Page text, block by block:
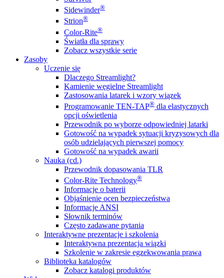
Sidewinder®
Strion®
Color-Rite®
Światła dla sprawy
Zobacz wszystkie serie
Zasoby
Uczenie się
Dlaczego Streamlight?
Kamienie węgielne Streamlight
Zastosowania latarek i wzory wiązek
Programowanie TEN-TAP® dla elastycznych
opcji oświetlenia
Przewodnik po wyborze odpowiedniej latarki
Gotowość na wypadek sytuacji kryzysowych dla
osób udzielających pierwszej pomocy
Gotowość na wypadek awarii
Nauka (cd.)
Przewodnik dopasowania TLR
Color-Rite Technology®
Informacje o baterii
Objaśnienie ocen bezpieczeństwa
Informacje ANSI
Słownik terminów
Często zadawane pytania
Interaktywne prezentacje i szkolenia
Interaktywna prezentacja wiązki
Szkolenie w zakresie egzekwowania prawa
Biblioteka katalogów
Zobacz katalogi produktów